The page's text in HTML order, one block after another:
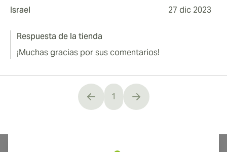
Israel
27 dic 2023
Respuesta de la tienda
¡Muchas gracias por sus comentarios!
You're currently reading page
1